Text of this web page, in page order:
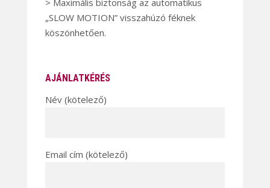
„SLOW MOTION” visszahúzó féknek
köszönhetően.
AJÁNLATKÉRÉS
Név (kötelező)
Email cím (kötelező)